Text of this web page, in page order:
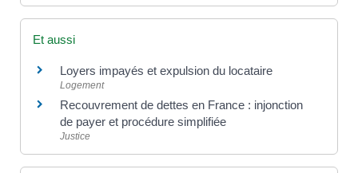
Et aussi
Loyers impayés et expulsion du locataire
Logement
Recouvrement de dettes en France : injonction
de payer et procédure simplifiée
Justice